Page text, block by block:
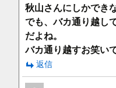
秋山さんにしかできな
でも、バカ通り越し
だよね。
バカ通り越すお笑い
返信